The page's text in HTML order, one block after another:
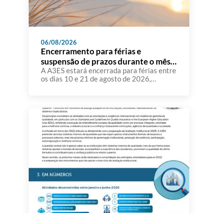
06/08/2026
Encerramento para férias e
suspensão de prazos durante o mês
de agosto
A A3ES estará encerrada para férias entre
os dias 10 e 21 de agosto de 2026,
têm comunicado à A3ES que, durante o
mês de agosto, uma parte significativa dos
seus docentes e demais recursos humanos
se […]